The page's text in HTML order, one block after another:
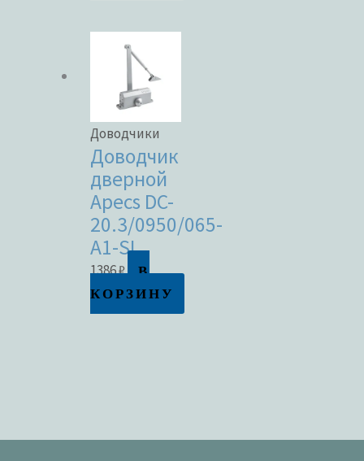
Доводчики
Доводчик
дверной
Apecs DC-
20.3/0950/065-
A1-SL
1386₽
В
КОРЗИНУ